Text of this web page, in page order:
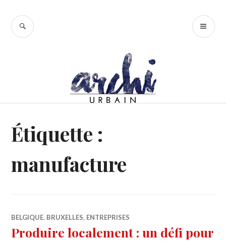
contenu
RECHERCHE
Étiquette :
manufacture
BELGIQUE, BRUXELLES, ENTREPRISES
Produire localement : un défi pour